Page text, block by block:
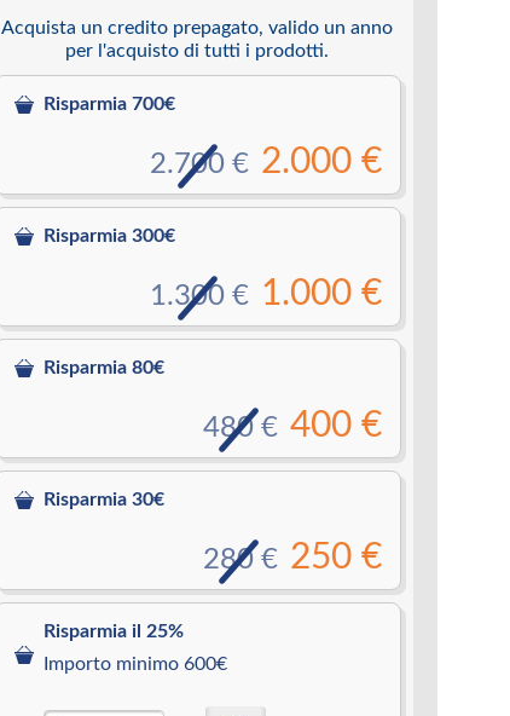
Acquista un credito prepagato, valido un anno
per l'acquisto di tutti i prodotti.
Risparmia 700€
2.000 €
2.700 €
Risparmia 300€
1.000 €
1.300 €
Risparmia 80€
400 €
480 €
Risparmia 30€
250 €
280 €
Risparmia il 25%
Importo minimo 600€